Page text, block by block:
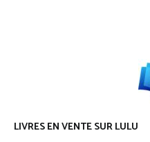
LIVRES EN VENTE SUR LULU